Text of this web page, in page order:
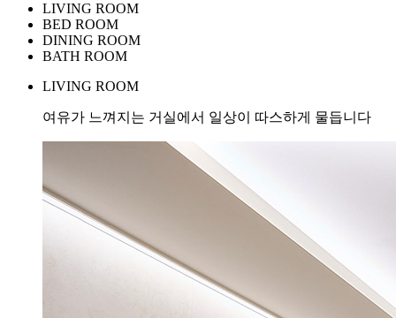
LIVING ROOM
BED ROOM
DINING ROOM
BATH ROOM
LIVING ROOM
여유가 느껴지는 거실에서 일상이 따스하게 물듭니다